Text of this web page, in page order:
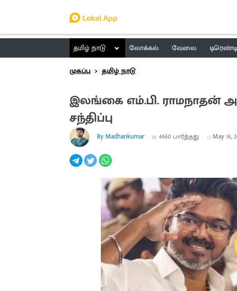
தமிழ் நாடு லோக்கல் வேலை
முகப்பு
தமிழ் நாடு
இலங்கை எம்.பி. ராமநாதன்
சந்திப்பு
By Madhankumar 4660 பார்த்தது May 16,